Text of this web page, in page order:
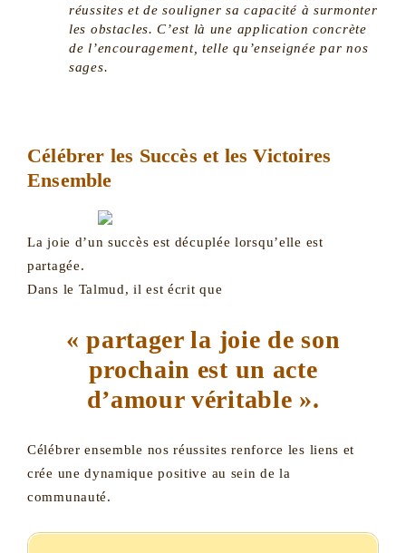
réussites et de souligner sa capacité à surmonter
les obstacles. C’est là une application concrète
de l’encouragement, telle qu’enseignée par nos
sages.
Célébrer les Succès et les Victoires
Ensemble
La joie d’un succès est décuplée lorsqu’elle est
partagée.
Dans le Talmud, il est écrit que
« partager la joie de son
prochain est un acte
d’amour véritable ».
Célébrer ensemble nos réussites renforce les liens et
crée une dynamique positive au sein de la
communauté.